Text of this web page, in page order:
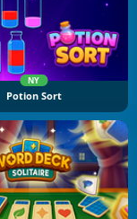
NY
Potion Sort